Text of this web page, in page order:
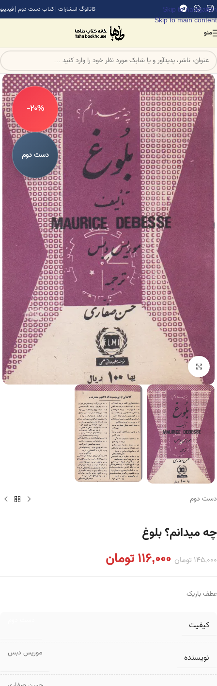
Skip to navigation
Skip to main content
کاتالوگ انتشارات | کتاب دست دوم | فیدیبو
منو
-20%
دست دوم
برای بزرگنمایی کلیک کنید
دست دوم
چه میدانم؟ بلوغ
145,000تومان 116,000تومان
عطف باریک
کیفیت
نویسنده موریس دبس